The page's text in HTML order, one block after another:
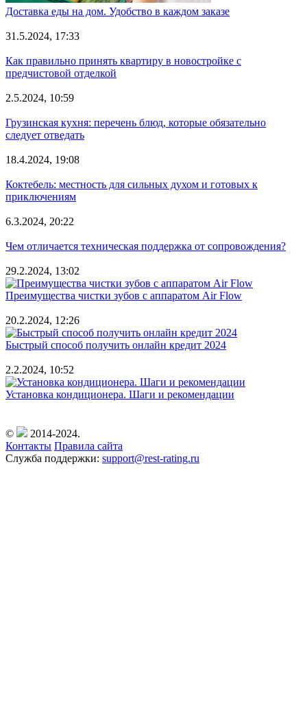
Доставка еды на дом. Удобство в каждом заказе
31.5.2024, 17:33
Как правильно принять квартиру в новостройке с
предчистовой отделкой
2.5.2024, 10:59
Грузинская кухня: перечень блюд, которые обязательно
следует отведать
18.4.2024, 19:08
Коктебель: местность для сильных духом и готовых к
приключениям
6.3.2024, 20:22
Чем отличается техническая поддержка от сопровождения?
29.2.2024, 13:02
Преимущества чистки зубов с аппаратом Air Flow
20.2.2024, 12:26
Быстрый способ получить онлайн кредит 2024
2.2.2024, 10:52
Установка кондиционера. Шаги и рекомендации
©
2014-2024.
Контакты Правила сайта
Служба поддержки: support@rest-rating.ru